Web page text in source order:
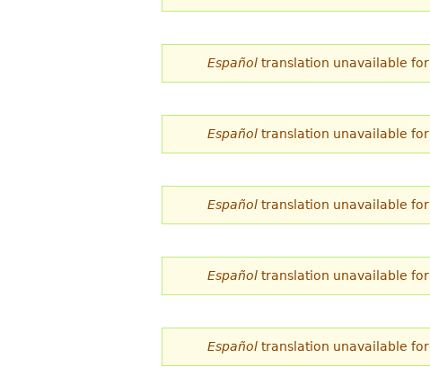
s
t
á
a
q
u
Español translation unavailable for
Español translation unavailable for
Español translation unavailable for
Español translation unavailable for
Español translation unavailable for